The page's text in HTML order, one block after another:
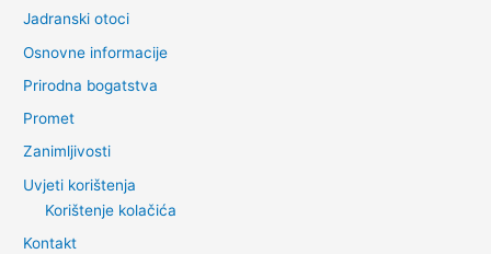
Jadranski otoci
Osnovne informacije
Prirodna bogatstva
Promet
Zanimljivosti
Uvjeti korištenja
Korištenje kolačića
Kontakt